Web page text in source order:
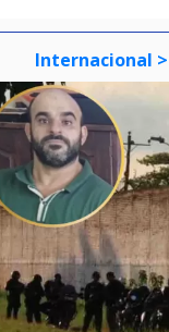
Internacional